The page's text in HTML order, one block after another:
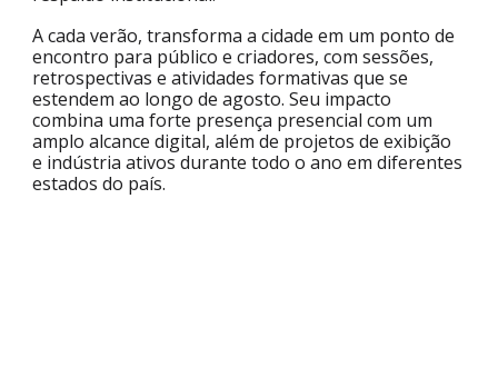
A cada verão, transforma a cidade em um ponto de
encontro para público e criadores, com sessões,
retrospectivas e atividades formativas que se
estendem ao longo de agosto. Seu impacto
combina uma forte presença presencial com um
amplo alcance digital, além de projetos de exibição
e indústria ativos durante todo o ano em diferentes
estados do país.